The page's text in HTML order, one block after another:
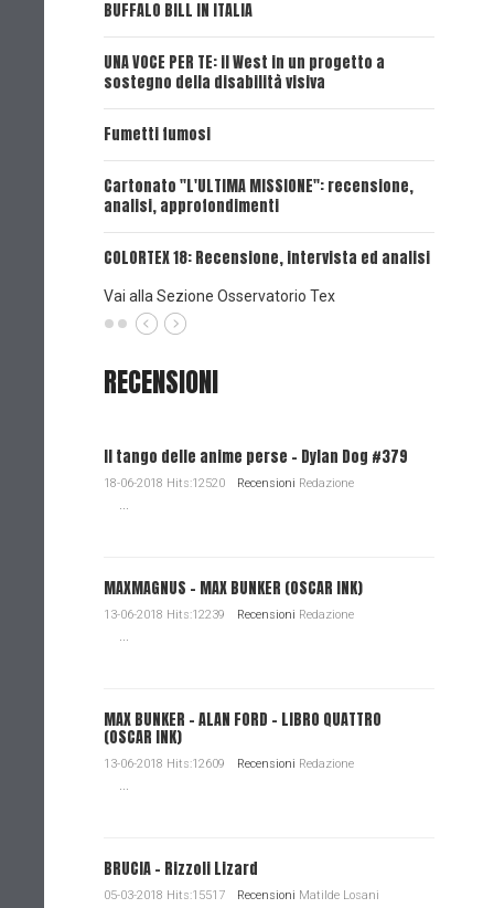
BUFFALO BILL IN ITALIA
UNA VOCE PER TE: il West in un progetto a
sostegno della disabilità visiva
Fumetti fumosi
Cartonato "L'ULTIMA MISSIONE": recensione,
analisi, approfondimenti
COLORTEX 18: Recensione, intervista ed analisi
Vai alla Sezione Osservatorio Tex
RECENSIONI
Il tango delle anime perse - Dylan Dog #379
18-06-2018 Hits:12520 Recensioni Redazione
...
MAXMAGNUS – MAX BUNKER (OSCAR INK)
13-06-2018 Hits:12239 Recensioni Redazione
...
MAX BUNKER – ALAN FORD – LIBRO QUATTRO
(OSCAR INK)
13-06-2018 Hits:12609 Recensioni Redazione
...
BRUCIA - Rizzoli Lizard
05-03-2018 Hits:15517 Recensioni Matilde Losani